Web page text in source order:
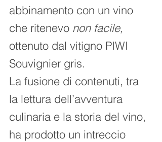
abbinamento con un vino
che ritenevo non facile,
ottenuto dal vitigno PIWI
Souvignier gris.
La fusione di contenuti, tra
la lettura dell’avventura
culinaria e la storia del vino,
ha prodotto un intreccio